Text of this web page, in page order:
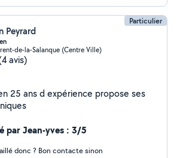
Particulier
Peyrard
de-la-Salanque (Centre Ville)
avis)
25 ans d expérience propose ses
par Jean-yves : 3/5
donc ? Bon contacte sinon